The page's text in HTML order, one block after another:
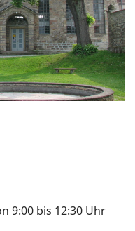
9:00 bis 12:30 Uhr